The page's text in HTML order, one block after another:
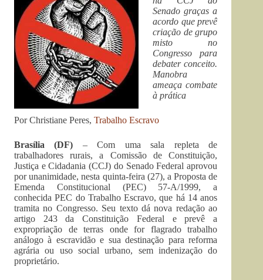
Senado graças a
acordo que prevê
criação de grupo
misto no
Congresso para
debater conceito.
Manobra
ameaça combate
à prática
Por Christiane Peres, Trabalho Escravo
Brasília (DF) – Com uma sala repleta de
trabalhadores rurais, a Comissão de Constituição,
Justiça e Cidadania (CCJ) do Senado Federal aprovou
por unanimidade, nesta quinta-feira (27), a Proposta de
Emenda Constitucional (PEC) 57-A/1999, a
conhecida PEC do Trabalho Escravo, que há 14 anos
tramita no Congresso. Seu texto dá nova redação ao
artigo 243 da Constituição Federal e prevê a
expropriação de terras onde for flagrado trabalho
análogo à escravidão e sua destinação para reforma
agrária ou uso social urbano, sem indenização do
proprietário.